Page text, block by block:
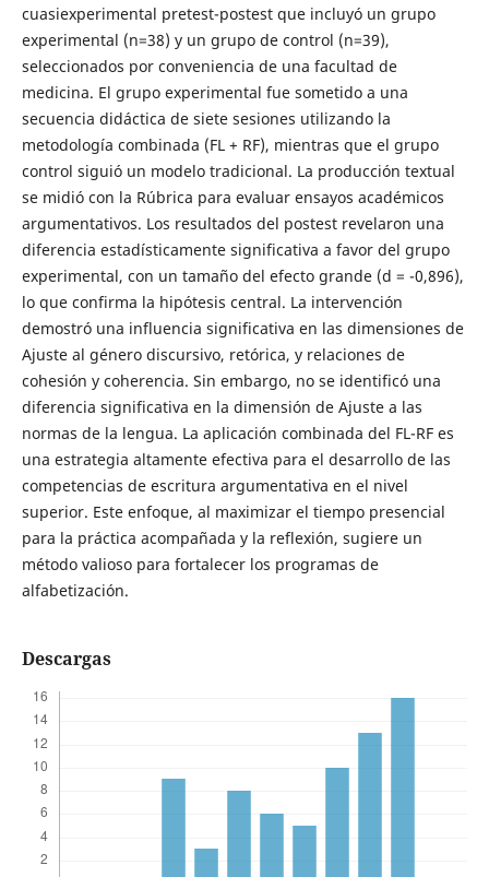
cuasiexperimental pretest-postest que incluyó un grupo
experimental (n=38) y un grupo de control (n=39),
seleccionados por conveniencia de una facultad de
medicina. El grupo experimental fue sometido a una
secuencia didáctica de siete sesiones utilizando la
metodología combinada (FL + RF), mientras que el grupo
control siguió un modelo tradicional. La producción textual
se midió con la Rúbrica para evaluar ensayos académicos
argumentativos. Los resultados del postest revelaron una
diferencia estadísticamente significativa a favor del grupo
experimental, con un tamaño del efecto grande (d = -0,896),
lo que confirma la hipótesis central. La intervención
demostró una influencia significativa en las dimensiones de
Ajuste al género discursivo, retórica, y relaciones de
cohesión y coherencia. Sin embargo, no se identificó una
diferencia significativa en la dimensión de Ajuste a las
normas de la lengua. La aplicación combinada del FL-RF es
una estrategia altamente efectiva para el desarrollo de las
competencias de escritura argumentativa en el nivel
superior. Este enfoque, al maximizar el tiempo presencial
para la práctica acompañada y la reflexión, sugiere un
método valioso para fortalecer los programas de
alfabetización.
Descargas